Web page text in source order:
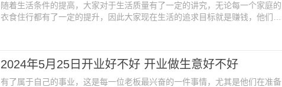
随着生活条件的提高，大家对于生活质量有了一定的讲究，无论每一个家庭的
衣食住行都有了一定的提升，因此大家现在生活的追求目标就是赚钱，他们为
【日期相冲】：壬午【吉时】：未时 13:00-15:00
2024年5月25日开业好不好 开业做生意好不好
有了属于自己的事业，这是每一位老板最兴奋的一件事情，尤其是他们在准备